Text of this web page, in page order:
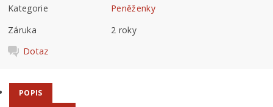
Kategorie
Peněženky
Záruka
2 roky
Dotaz
POPIS